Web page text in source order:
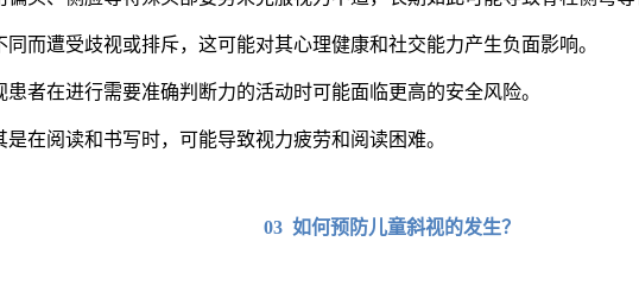
而遭受歧视或排斥，这可能对其心理健康和社交能力产生负面影响。
者在进行需要准确判断力的活动时可能面临更高的安全风险。
在阅读和书写时，可能导致视力疲劳和阅读困难。
03 如何预防儿童斜视的发生？